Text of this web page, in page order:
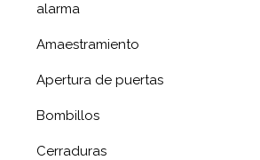
alarma
Amaestramiento
Apertura de puertas
Bombillos
Cerraduras